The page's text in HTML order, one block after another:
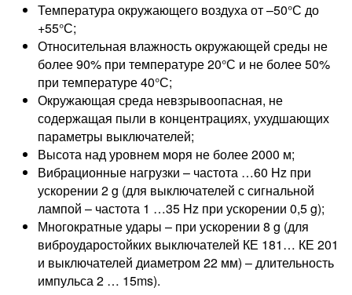
Температура окружающего воздуха от –50°С до
+55°С;
Относительная влажность окружающей среды не
более 90% при температуре 20°С и не более 50%
при температуре 40°С;
Окружающая среда невзрывоопасная, не
содержащая пыли в концентрациях, ухудшающих
параметры выключателей;
Высота над уровнем моря не более 2000 м;
Вибрационные нагрузки – частота …60 Hz при
ускорении 2 g (для выключателей с сигнальной
лампой – частота 1 …35 Hz при ускорении 0,5 g);
Многократные удары – при ускорении 8 g (для
виброударостойких выключателей КЕ 181… КЕ 201
и выключателей диаметром 22 мм) – длительность
импульса 2 … 15ms).